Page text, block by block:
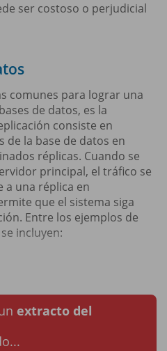
ser costoso o perjudicial
comunes para lograr una
de datos, es la
consiste en
de la base de datos en
réplicas. Cuando se
principal, el tráfico se
una réplica en
que el sistema siga
Entre los ejemplos de
incluyen:
extracto del